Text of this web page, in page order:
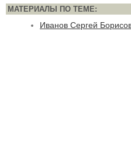
МАТЕРИАЛЫ ПО ТЕМЕ:
Иванов Сергей